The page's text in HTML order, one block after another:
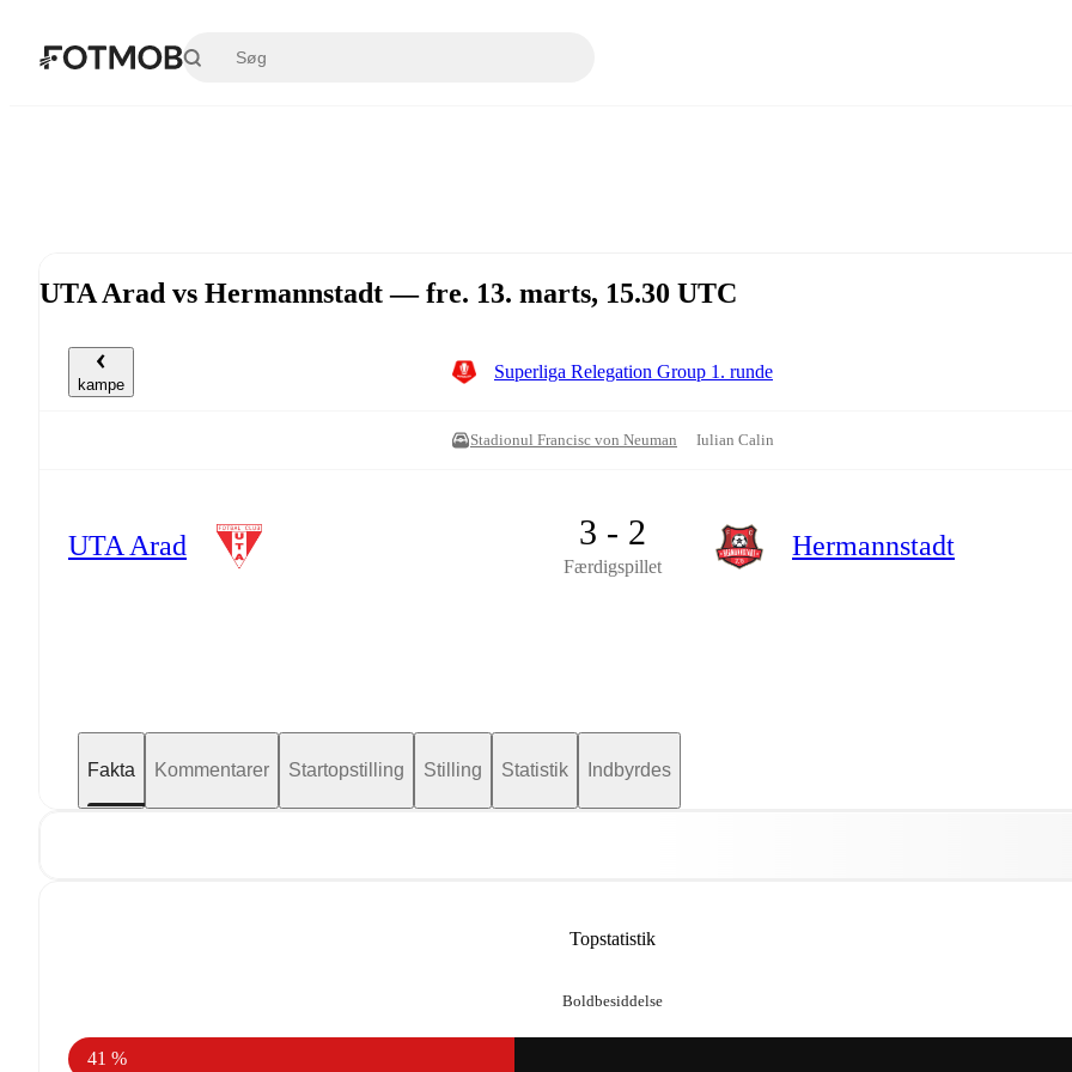
UTA Arad vs Hermannstadt — fre. 13. marts, 15.30 UTC
kampe
Superliga Relegation Group 1. runde
Stadionul Francisc von Neuman Iulian Calin
UTA Arad 3 - 2
Færdigspillet
Hermannstadt
Fakta Kommentarer Startopstilling Stilling Statistik Indbyrdes
Topstatistik
Boldbesiddelse
41 %